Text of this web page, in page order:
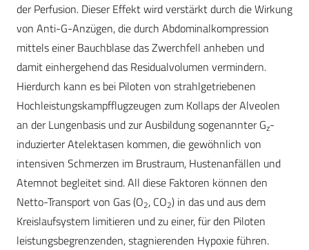
der Perfusion. Dieser Effekt wird verstärkt durch die Wirkung
von Anti-G-Anzügen, die durch Abdominalkompression
mittels einer Bauchblase das Zwerchfell anheben und
damit einhergehend das Residualvolumen vermindern.
Hierdurch kann es bei Piloten von strahlgetriebenen
Hochleistungskampfflugzeugen zum Kollaps der Alveolen
an der Lungenbasis und zur Ausbildung sogenannter Gz-
induzierter Atelektasen kommen, die gewöhnlich von
intensiven Schmerzen im Brustraum, Hustenanfällen und
Atemnot begleitet sind. All diese Faktoren können den
Netto-Transport von Gas (O2, CO2) in das und aus dem
Kreislaufsystem limitieren und zu einer, für den Piloten
leistungsbegrenzenden, stagnierenden Hypoxie führen.